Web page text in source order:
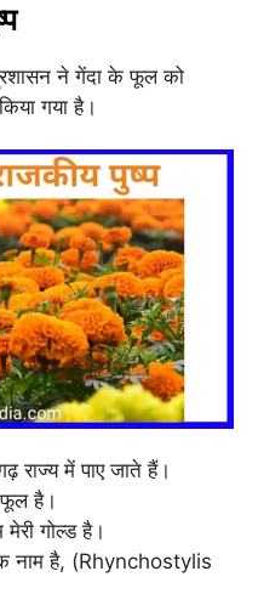
ने गेंदा के फूल को
गया है।
राज्य में पाए जाते हैं।
है।
गोल्ड है।
नाम है, (Rhynchostylis